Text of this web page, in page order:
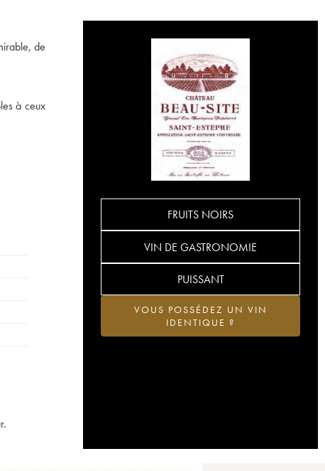
de
à ceux
FRUITS NOIRS
VIN DE GASTRONOMIE
PUISSANT
VOUS POSSÉDEZ UN VIN
IDENTIQUE ?